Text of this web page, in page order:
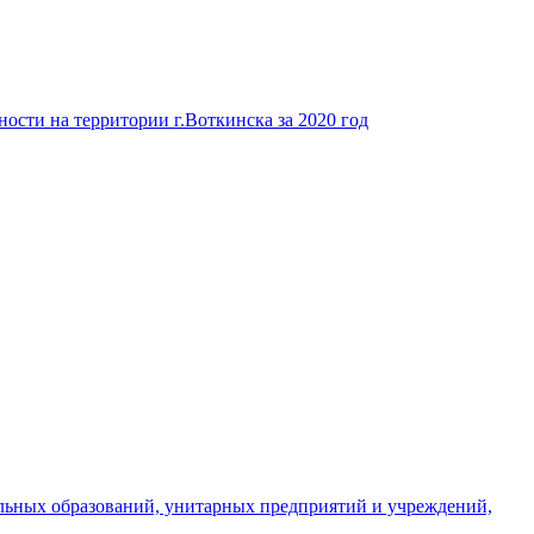
на территории г.Воткинска за 2020 год
образований, унитарных предприятий и учреждений,